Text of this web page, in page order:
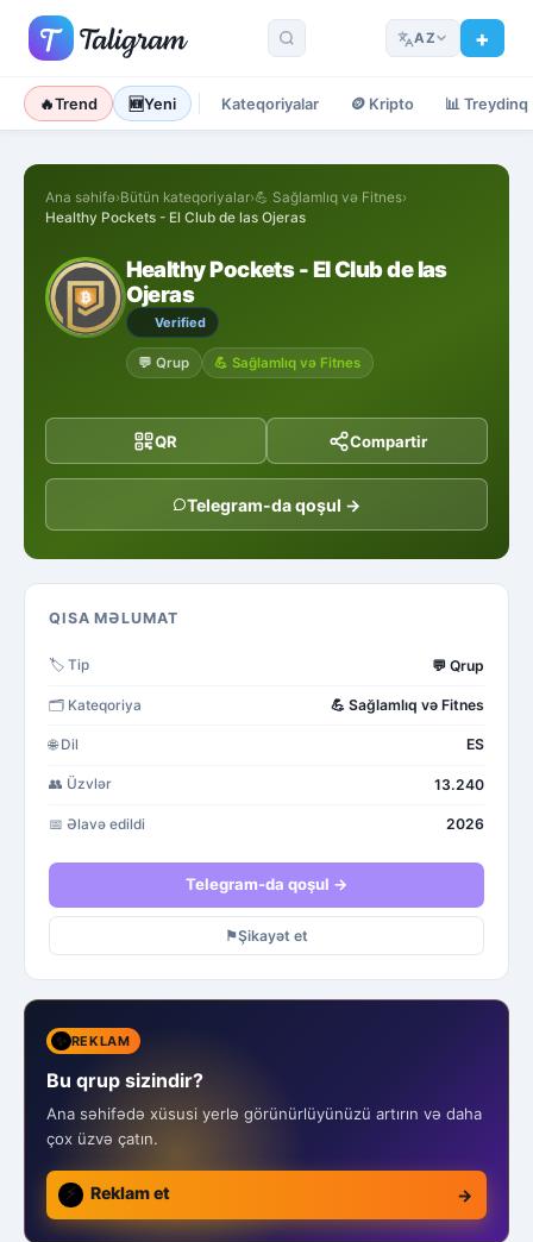
AZ
🔥Trend 🆕Yeni Kateqoriyalar 🪙 Kripto 📊 Treydinq
Ana səhifə›Bütün kateqoriyalar›💪 Sağlamlıq və Fitnes›
Healthy Pockets - El Club de las Ojeras
Healthy Pockets - El Club de las
Ojeras
Verified
💬 Qrup 💪 Sağlamlıq və Fitnes
QR Compartir
Telegram-da qoşul →
QISA MƏLUMAT
🏷️ Tip 💬 Qrup
🗂️ Kateqoriya 💪 Sağlamlıq və Fitnes
🌐Dil ES
👥 Üzvlər 13.240
📅 Əlavə edildi 2026
Telegram-da qoşul →
⚑Şikayət et
REKLAM
Bu qrup sizindir?
Ana səhifədə xüsusi yerlə görünürlüyünüzü artırın və daha
çox üzvə çatın.
⚡ Reklam et →